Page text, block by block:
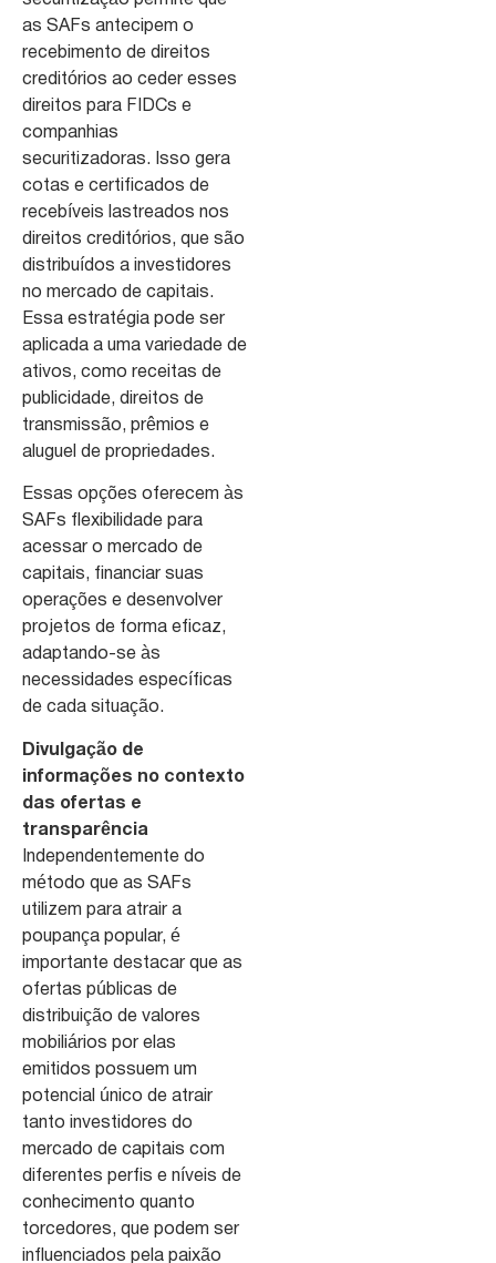
as SAFs antecipem o
recebimento de direitos
creditórios ao ceder esses
direitos para FIDCs e
companhias
securitizadoras. Isso gera
cotas e certificados de
recebíveis lastreados nos
direitos creditórios, que são
distribuídos a investidores
no mercado de capitais.
Essa estratégia pode ser
aplicada a uma variedade de
ativos, como receitas de
publicidade, direitos de
transmissão, prêmios e
aluguel de propriedades.
Essas opções oferecem às
SAFs flexibilidade para
acessar o mercado de
capitais, financiar suas
operações e desenvolver
projetos de forma eficaz,
adaptando-se às
necessidades específicas
de cada situação.
Divulgação de
informações no contexto
das ofertas e
transparência
Independentemente do
método que as SAFs
utilizem para atrair a
poupança popular, é
importante destacar que as
ofertas públicas de
distribuição de valores
mobiliários por elas
emitidos possuem um
potencial único de atrair
tanto investidores do
mercado de capitais com
diferentes perfis e níveis de
conhecimento quanto
torcedores, que podem ser
influenciados pela paixão